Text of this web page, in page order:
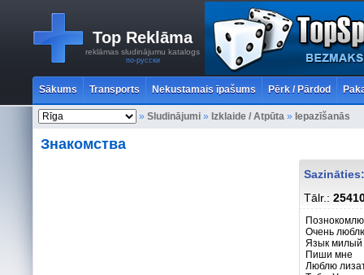
Top Reklāma
reklāmas sludinājumu katalogs
по-русски
Sākums Transports Nekustamais īpašums Pērk / Pārdod
» Sludinājumi » Izklaide / Atpūta » Iepazīšanās
Знакомства
Tālr.:
Очень
Язык милый
Пиши мне
Люблю